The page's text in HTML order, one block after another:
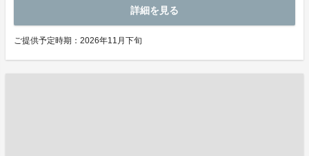
詳細を見る
ご提供予定時期：2026年11月下旬